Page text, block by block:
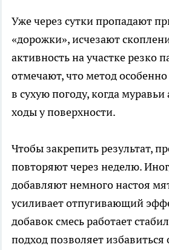
Уже через сутки пропадают
«дорожки», исчезают
активность на участке резко
отмечают, что метод
в сухую погоду, когда
ходы у поверхности.
Чтобы закрепить результат,
повторяют через неделю.
добавляют немного настоя
усиливает отпугивающий
добавок смесь работает
подход позволяет избавиться